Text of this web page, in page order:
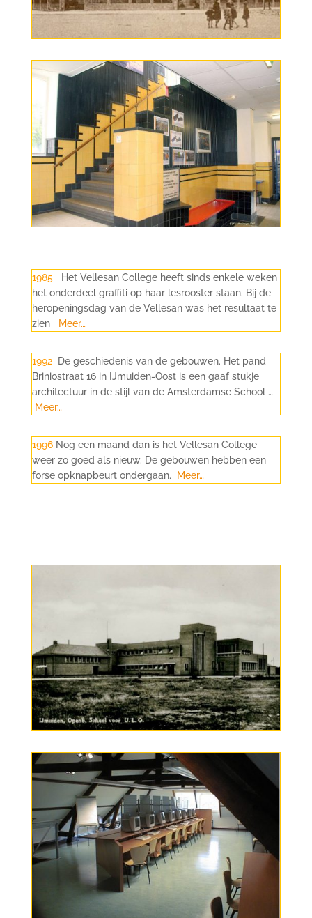
1985Het Vellesan College heeft sinds enkele weken
het onderdeel graffiti op haar lesrooster staan. Bij de
heropeningsdag van de Vellesan was het resultaat te
zien Meer…
1992De geschiedenis van de gebouwen. Het pand
Briniostraat 16 in IJmuiden-Oost is een gaaf stukje
architectuur in de stijl van de Amsterdamse School …
Meer…
1996 Nog een maand dan is het Vellesan College
weer zo goed als nieuw. De gebouwen hebben een
forse opknapbeurt ondergaan.
Meer…